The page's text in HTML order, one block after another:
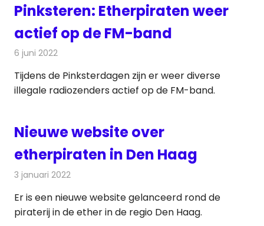
Pinksteren: Etherpiraten weer
actief op de FM-band
6 juni 2022
Tijdens de Pinksterdagen zijn er weer diverse
illegale radiozenders actief op de FM-band.
Nieuwe website over
etherpiraten in Den Haag
3 januari 2022
Er is een nieuwe website gelanceerd rond de
piraterij in de ether in de regio Den Haag.